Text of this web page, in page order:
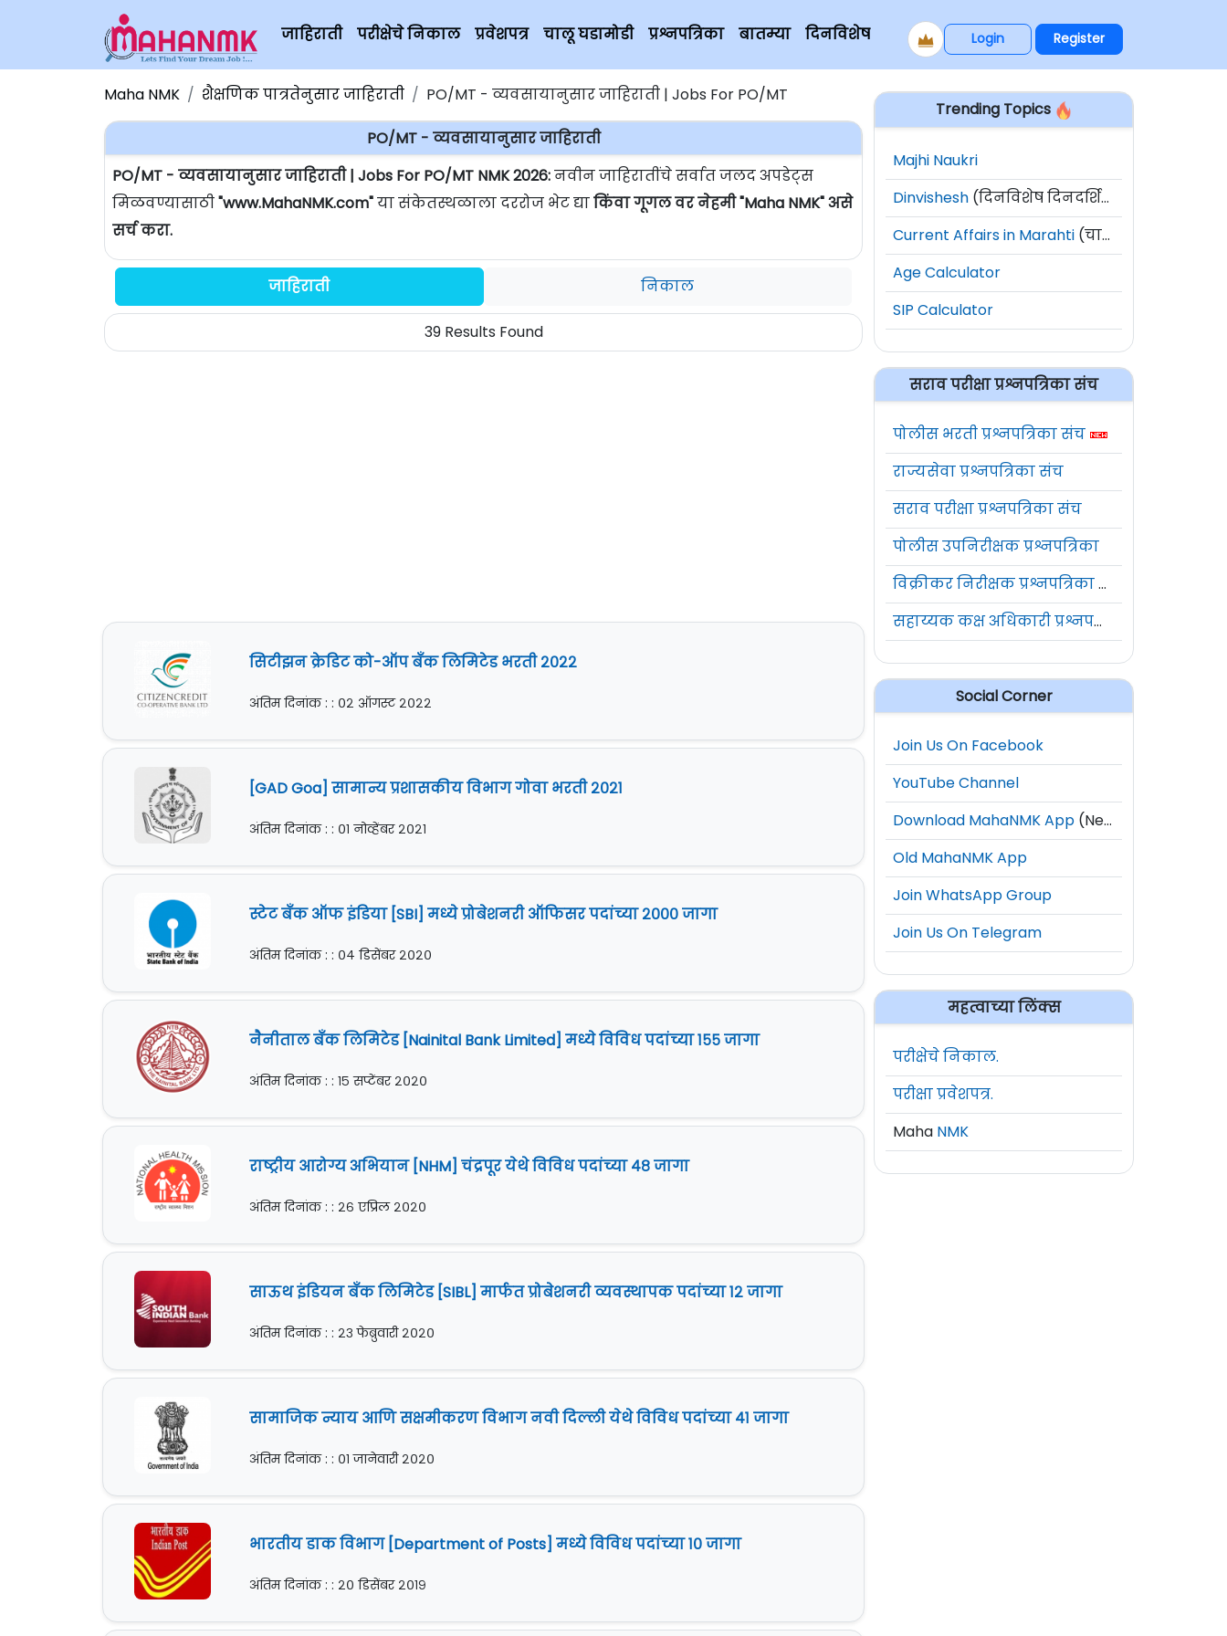
जाहिराती परीक्षेचे निकाल प्रवेशपत्र चालू घडामोडी प्रश्नपत्रिका बातम्या दिनविशेष Login Register
Maha NMK शैक्षणिक पात्रतेनुसार जाहिराती PO/MT - व्यवसायानुसार जाहिराती | Jobs For PO/MT
PO/MT - व्यवसायानुसार जाहिराती
PO/MT - व्यवसायानुसार जाहिराती | Jobs For PO/MT NMK 2026:नवीन जाहिरातींचे सर्वात जलद अपडेट्स
मिळवण्यासाठी"www.MahaNMK.com"या संकेतस्थळाला दररोज भेट द्याकिंवा गूगल वर नेहमी "Maha NMK" असे
सर्च करा.
जाहिराती निकाल
39 Results Found
सिटीझन क्रेडिट को-ऑप बँक लिमिटेड भरती २०२२
अंतिम दिनांक : : ०२ ऑगस्ट २०२२
[GAD Goa] सामान्य प्रशासकीय विभाग गोवा भरती २०२१
अंतिम दिनांक : : ०१ नोव्हेंबर २०२१
स्टेट बँक ऑफ इंडिया [SBI] मध्ये प्रोबेशनरी ऑफिसर पदांच्या २००० जागा
अंतिम दिनांक : : ०४ डिसेंबर २०२०
नैनीताल बँक लिमिटेड [Nainital Bank Limited] मध्ये विविध पदांच्या १५५ जागा
अंतिम दिनांक : : १५ सप्टेंबर २०२०
राष्ट्रीय आरोग्य अभियान [NHM] चंद्रपूर येथे विविध पदांच्या ४८ जागा
अंतिम दिनांक : : २६ एप्रिल २०२०
साऊथ इंडियन बँक लिमिटेड [SIBL] मार्फत प्रोबेशनरी व्यवस्थापक पदांच्या १२ जागा
अंतिम दिनांक : : २३ फेब्रुवारी २०२०
सामाजिक न्याय आणि सक्षमीकरण विभाग नवी दिल्ली येथे विविध पदांच्या ४१ जागा
अंतिम दिनांक : : ०१ जानेवारी २०२०
भारतीय डाक विभाग [Department of Posts] मध्ये विविध पदांच्या १० जागा
अंतिम दिनांक : : २० डिसेंबर २०१९
Trending Topics
Majhi Naukri
Dinvishesh (दिनविशेष दिनदर्शिका)
Current Affairs in Marahti (चालू घडामोडी)
Age Calculator
SIP Calculator
सराव परीक्षा प्रश्नपत्रिका संच
पोलीस भरती प्रश्नपत्रिका संच
राज्यसेवा प्रश्नपत्रिका संच
सराव परीक्षा प्रश्नपत्रिका संच
पोलीस उपनिरीक्षक प्रश्नपत्रिका
विक्रीकर निरीक्षक प्रश्नपत्रिका संच
सहाय्यक कक्ष अधिकारी प्रश्नपत्रिका संच
Social Corner
Join Us On Facebook
YouTube Channel
Download MahaNMK App (New)
Old MahaNMK App
Join WhatsApp Group
Join Us On Telegram
महत्वाच्या लिंक्स
परीक्षेचे निकाल.
परीक्षा प्रवेशपत्र.
Maha NMK